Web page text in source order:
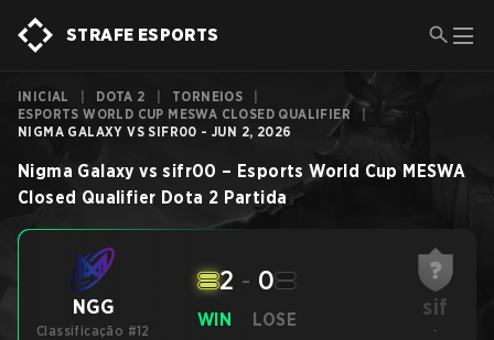
STRAFE ESPORTS
INICIAL DOTA 2 TORNEIOS
ESPORTS WORLD CUP MESWA CLOSED QUALIFIER
NIGMA GALAXY VS SIFR00 - JUN 2, 2026
Nigma Galaxy vs sifr00 – Esports World Cup MESWA
Closed Qualifier Dota 2 Partida
NGG
Classificação #12
WIN
2 - 0
LOSE sif
-